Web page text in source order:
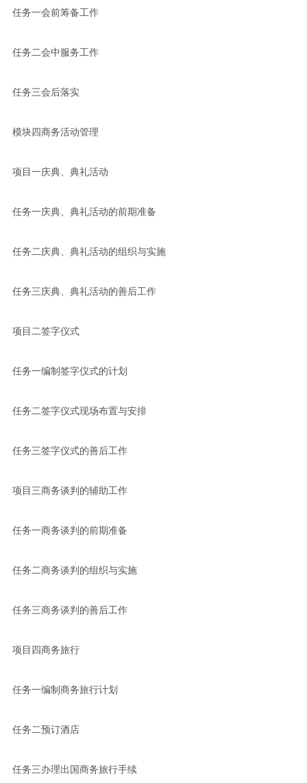
任务一会前筹备工作
任务二会中服务工作
任务三会后落实
模块四商务活动管理
项目一庆典、典礼活动
任务一庆典、典礼活动的前期准备
任务二庆典、典礼活动的组织与实施
任务三庆典、典礼活动的善后工作
项目二签字仪式
任务一编制签字仪式的计划
任务二签字仪式现场布置与安排
任务三签字仪式的善后工作
项目三商务谈判的辅助工作
任务一商务谈判的前期准备
任务二商务谈判的组织与实施
任务三商务谈判的善后工作
项目四商务旅行
任务一编制商务旅行计划
任务二预订酒店
任务三办理出国商务旅行手续